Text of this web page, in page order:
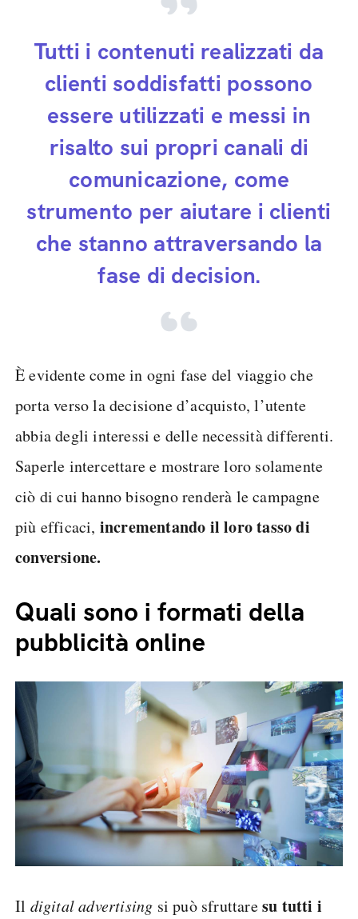
Tutti i contenuti realizzati da
clienti soddisfatti possono
essere utilizzati e messi in
risalto sui propri canali di
comunicazione, come
strumento per aiutare i clienti
che stanno attraversando la
fase di decision.
È evidente come in ogni fase del viaggio che
porta verso la decisione d’acquisto, l’utente
abbia degli interessi e delle necessità differenti.
Saperle intercettare e mostrare loro solamente
ciò di cui hanno bisogno renderà le campagne
più efficaci, incrementando il loro tasso di
conversione.
Quali sono i formati della
pubblicità online
Il digital advertising si può sfruttaresu tutti i